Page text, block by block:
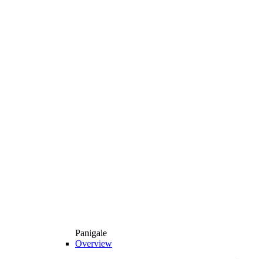
Panigale
Overview